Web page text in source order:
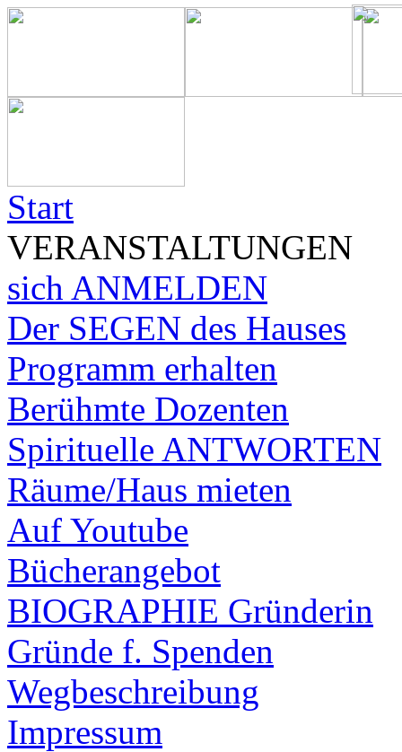
Start
VERANSTALTUNGEN
sich ANMELDEN
Der SEGEN des Hauses
Programm erhalten
Berühmte Dozenten
Spirituelle ANTWORTEN
Räume/Haus mieten
Auf Youtube
Bücherangebot
BIOGRAPHIE Gründerin
Gründe f. Spenden
Wegbeschreibung
Impressum